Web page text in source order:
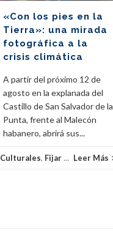
«Con los pies en la
Tierra»: una mirada
fotográfica a la
crisis climática
A partir del próximo 12 de
agosto en la explanada del
Castillo de San Salvador de la
Punta, frente al Malecón
habanero, abrirá sus...
Culturales, Fijar... Leer Más